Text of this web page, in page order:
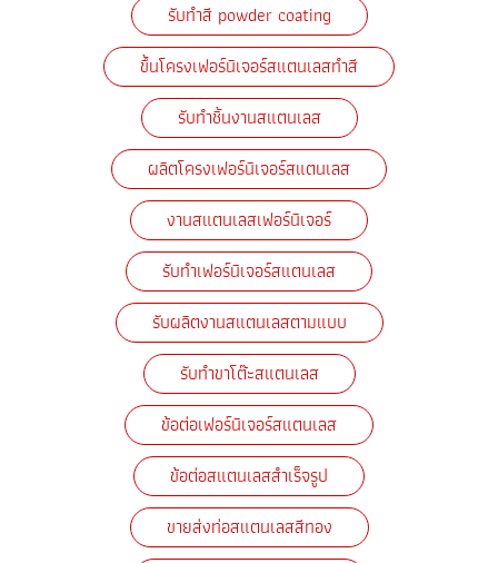
รับทำสี powder coating
ขึ้นโครงเฟอร์นิเจอร์สแตนเลสทำสี
รับทำชิ้นงานสแตนเลส
ผลิตโครงเฟอร์นิเจอร์สแตนเลส
งานสแตนเลสเฟอร์นิเจอร์
รับทำเฟอร์นิเจอร์สแตนเลส
รับผลิตงานสแตนเลสตามแบบ
รับทำขาโต๊ะสแตนเลส
ข้อต่อเฟอร์นิเจอร์สแตนเลส
ข้อต่อสแตนเลสสำเร็จรูป
ขายส่งท่อสแตนเลสสีทอง